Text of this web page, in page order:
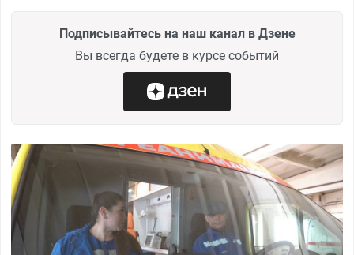
Подписывайтесь на наш канал в Дзене
Вы всегда будете в курсе событий